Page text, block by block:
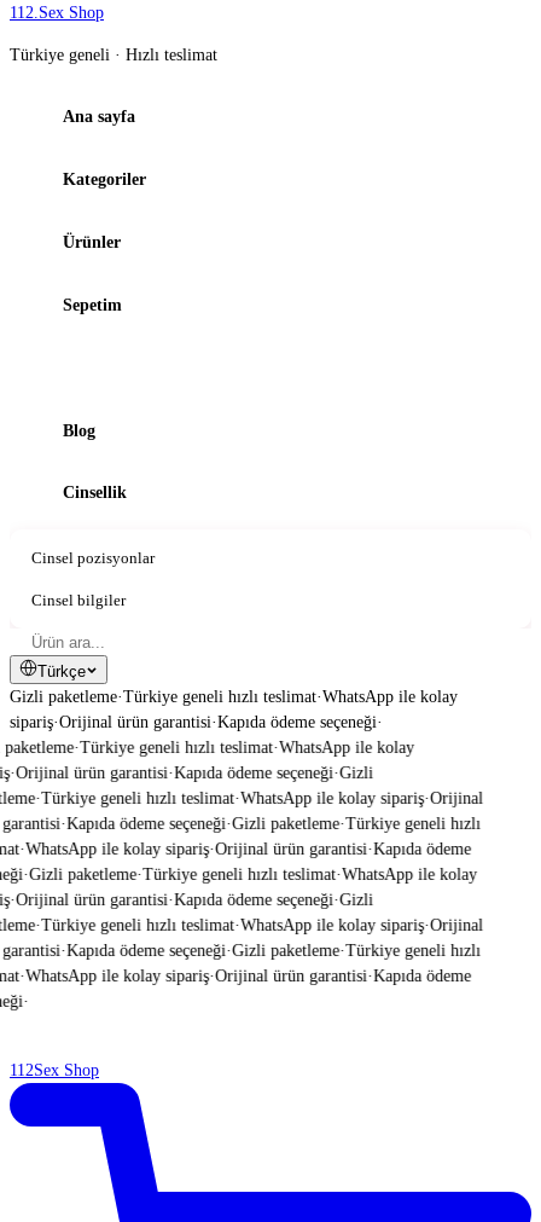
112.Sex Shop
Türkiye geneli · Hızlı teslimat
Ana sayfa
Kategoriler
Ürünler
Sepetim
Blog
Cinsellik
Cinsel pozisyonlar
Cinsel bilgiler
Türkçe
Gizli paketleme·Türkiye geneli hızlı teslimat·WhatsApp ile kolay
sipariş·Orijinal ürün garantisi·Kapıda ödeme seçeneği·
·Türkiye geneli hızlı teslimat·WhatsApp ile kolay
·Orijinal ürün garantisi·Kapıda ödeme seçeneği·Gizli
·Türkiye geneli hızlı teslimat·WhatsApp ile kolay sipariş·Orijinal
·Kapıda ödeme seçeneği·Gizli paketleme·Türkiye geneli hızlı
·WhatsApp ile kolay sipariş·Orijinal ürün garantisi·Kapıda ödeme
·Gizli paketleme·Türkiye geneli hızlı teslimat·WhatsApp ile kolay
·Orijinal ürün garantisi·Kapıda ödeme seçeneği·Gizli
·Türkiye geneli hızlı teslimat·WhatsApp ile kolay sipariş·Orijinal
·Kapıda ödeme seçeneği·Gizli paketleme·Türkiye geneli hızlı
·WhatsApp ile kolay sipariş·Orijinal ürün garantisi·Kapıda ödeme
·
112Sex Shop